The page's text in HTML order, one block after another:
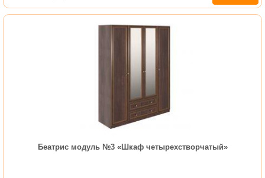
Беатрис модуль №3 «Шкаф четырехстворчатый»